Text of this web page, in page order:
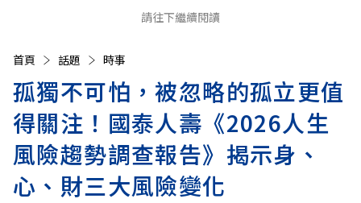
請往下繼續閱讀
首頁 話題 時事
孤獨不可怕，被忽略的孤立更值
得關注！國泰人壽《2026人生
風險趨勢調查報告》揭示身、
心、財三大風險變化